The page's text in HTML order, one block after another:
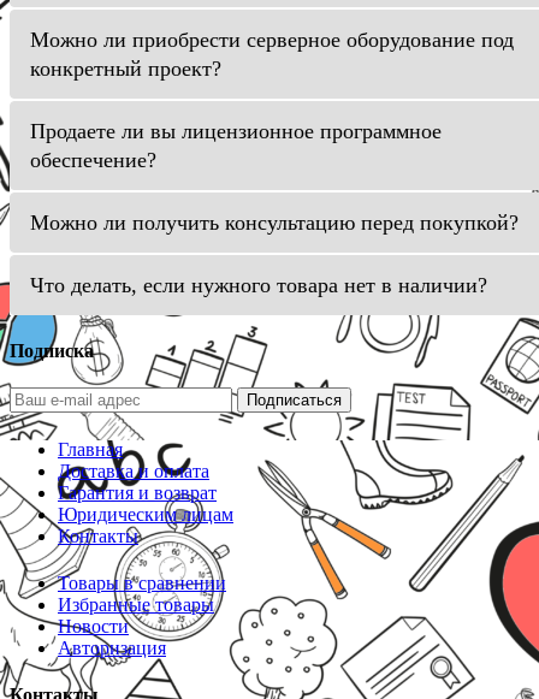
Можно ли приобрести серверное оборудование под
конкретный проект?
Продаете ли вы лицензионное программное
обеспечение?
Можно ли получить консультацию перед покупкой?
Что делать, если нужного товара нет в наличии?
Подписка
Подписаться
Главная
Доставка и оплата
Гарантия и возврат
Юридическим лицам
Контакты
Товары в сравнении
Избранные товары
Новости
Авторизация